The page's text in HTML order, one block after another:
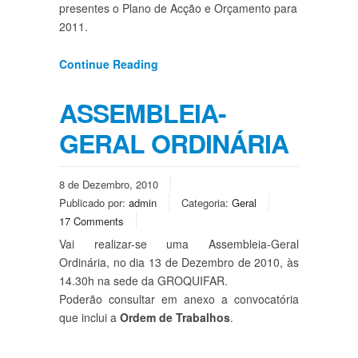
presentes o Plano de Acção e Orçamento para
2011.
Continue Reading
ASSEMBLEIA-
GERAL ORDINÁRIA
8 de Dezembro, 2010
Publicado por: admin Categoria: Geral
17 Comments
Vai realizar-se uma Assembleia-Geral
Ordinária, no dia 13 de Dezembro de 2010, às
14.30h na sede da GROQUIFAR.
Poderão consultar em anexo a convocatória
que inclui a Ordem de Trabalhos.